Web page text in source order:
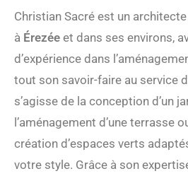
Christian Sacré est un
à Érezée et dans ses environs,
d’expérience dans
tout son savoir-faire au service
s’agisse de la conception d’un
l’aménagement d’une terrasse
création d’espaces verts
votre style. Grâce à son